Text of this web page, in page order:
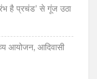
है प्रचंड’ से गूंज उठा
आयोजन, आदिवासी